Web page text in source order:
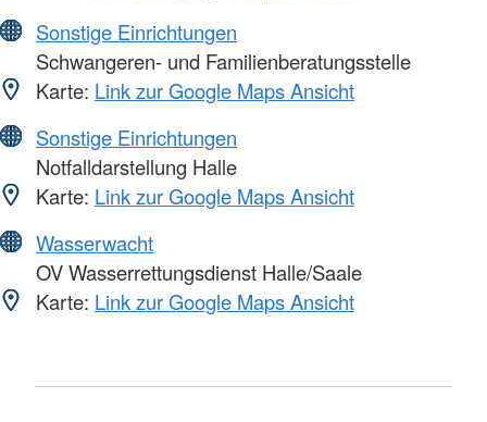
Sonstige Einrichtungen
Schwangeren- und Familienberatungsstelle
Karte: Link zur Google Maps Ansicht
Sonstige Einrichtungen
Notfalldarstellung Halle
Karte: Link zur Google Maps Ansicht
Wasserwacht
OV Wasserrettungsdienst Halle/Saale
Karte: Link zur Google Maps Ansicht